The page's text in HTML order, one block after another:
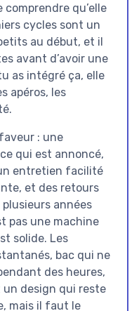
qu’elle
cycles sont un
au début, et il
avant d’avoir une
as intégré ça, elle
apéros, les
: une
qui est annoncé,
entretien facilité
et des retours
années
pas une machine
solide. Les
bac qui ne
des heures,
un design qui reste
mais il faut le